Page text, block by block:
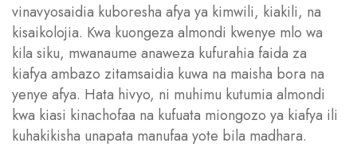
vinavyosaidia kuboresha afya ya kimwili, kiakili, na
kisaikolojia. Kwa kuongeza almondi kwenye mlo wa
kila siku, mwanaume anaweza kufurahia faida za
kiafya ambazo zitamsaidia kuwa na maisha bora na
yenye afya. Hata hivyo, ni muhimu kutumia almondi
kwa kiasi kinachofaa na kufuata miongozo ya kiafya ili
kuhakikisha unapata manufaa yote bila madhara.